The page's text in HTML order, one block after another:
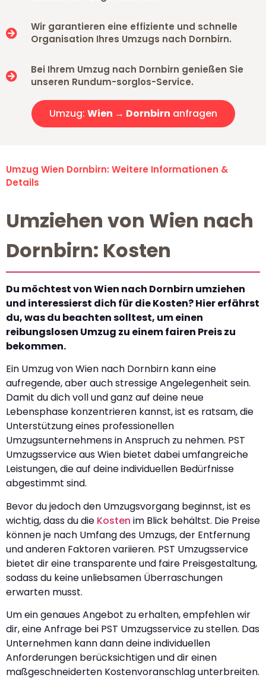
Wir garantieren eine effiziente und schnelle
Organisation Ihres Umzugs nach Dornbirn.
Bei Ihrem Umzug nach Dornbirn genießen Sie
unseren Rundum-sorglos-Service.
Umzug: Wien → Dornbirn anfragen
Umzug Wien Dornbirn: Weitere Informationen &
Details
Umziehen von Wien nach
Dornbirn: Kosten
Du möchtest von Wien nach Dornbirn umziehen
und interessierst dich für die Kosten? Hier erfährst
du, was du beachten solltest, um einen
reibungslosen Umzug zu einem fairen Preis zu
bekommen.
Ein Umzug von Wien nach Dornbirn kann eine
aufregende, aber auch stressige Angelegenheit sein.
Damit du dich voll und ganz auf deine neue
Lebensphase konzentrieren kannst, ist es ratsam, die
Unterstützung eines professionellen
Umzugsunternehmens in Anspruch zu nehmen. PST
Umzugsservice aus Wien bietet dabei umfangreiche
Leistungen, die auf deine individuellen Bedürfnisse
abgestimmt sind.
Bevor du jedoch den Umzugsvorgang beginnst, ist es
wichtig, dass du die Kosten im Blick behältst. Die Preise
können je nach Umfang des Umzugs, der Entfernung
und anderen Faktoren variieren. PST Umzugsservice
bietet dir eine transparente und faire Preisgestaltung,
sodass du keine unliebsamen Überraschungen
erwarten musst.
Um ein genaues Angebot zu erhalten, empfehlen wir
dir, eine Anfrage bei PST Umzugsservice zu stellen. Das
Unternehmen kann dann deine individuellen
Anforderungen berücksichtigen und dir einen
maßgeschneiderten Kostenvoranschlag unterbreiten.